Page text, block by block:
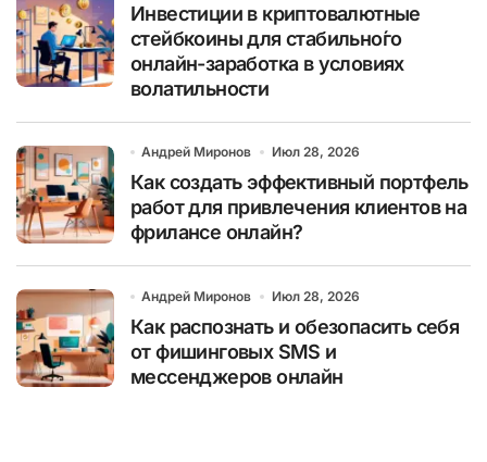
Инвестиции в криптовалютные
стейбкоины для стабильно́го
онлайн-заработка в условиях
волатильности
Андрей Миронов Июл 28, 2026
Как создать эффективный портфель
работ для привлечения клиентов на
фрилансе онлайн?
Андрей Миронов Июл 28, 2026
Как распознать и обезопасить себя
от фишинговых SMS и
мессенджеров онлайн